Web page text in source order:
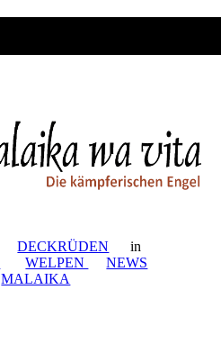
DECKRÜDEN
in
WELPEN
NEWS
MALAIKA